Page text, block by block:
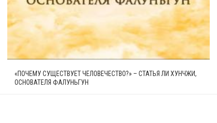
«ПОЧЕМУ СУЩЕСТВУЕТ ЧЕЛОВЕЧЕСТВО?» – СТАТЬЯ ЛИ ХУНЧЖИ,
ОСНОВАТЕЛЯ ФАЛУНЬГУН